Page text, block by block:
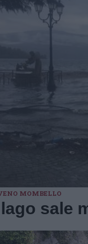
MOMBELLO
sale